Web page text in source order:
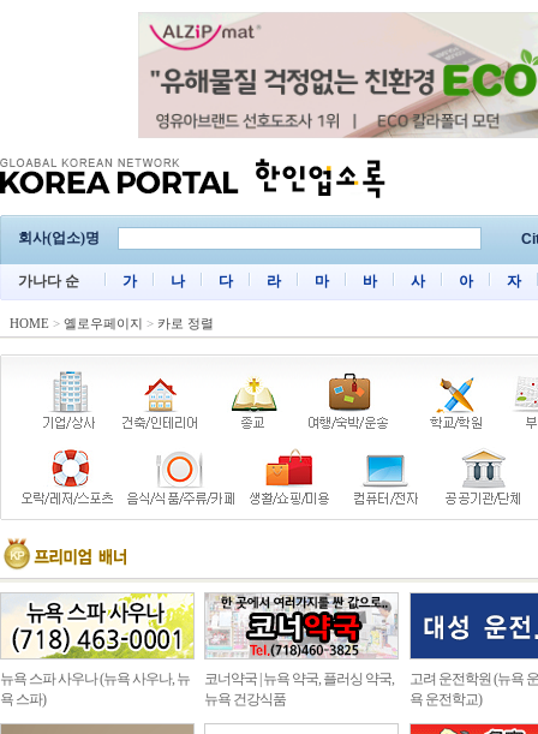
회사(업소)명
가나다 순 가 나 다 라 마 바 사 아 자
HOME > 옐로우페이지 > 카로 정렬
뉴욕 스파 사우나 (뉴욕 사우나, 뉴
욕 스파)
코너약국 | 뉴욕 약국, 플러싱 약국,
뉴욕 건강식품
고려 운전학원 (뉴욕
욕 운전학교)